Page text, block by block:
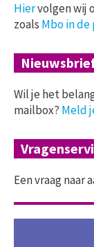
Hiervolgen wij
zoals Mbo in
Wil je het
mailbox? Meld
Een vraag naar